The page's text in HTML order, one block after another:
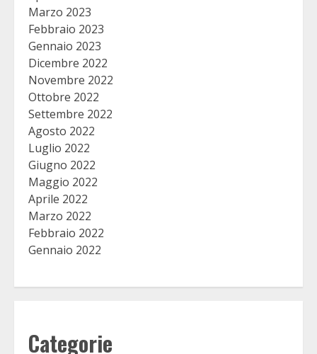
Marzo 2023
Febbraio 2023
Gennaio 2023
Dicembre 2022
Novembre 2022
Ottobre 2022
Settembre 2022
Agosto 2022
Luglio 2022
Giugno 2022
Maggio 2022
Aprile 2022
Marzo 2022
Febbraio 2022
Gennaio 2022
Categorie